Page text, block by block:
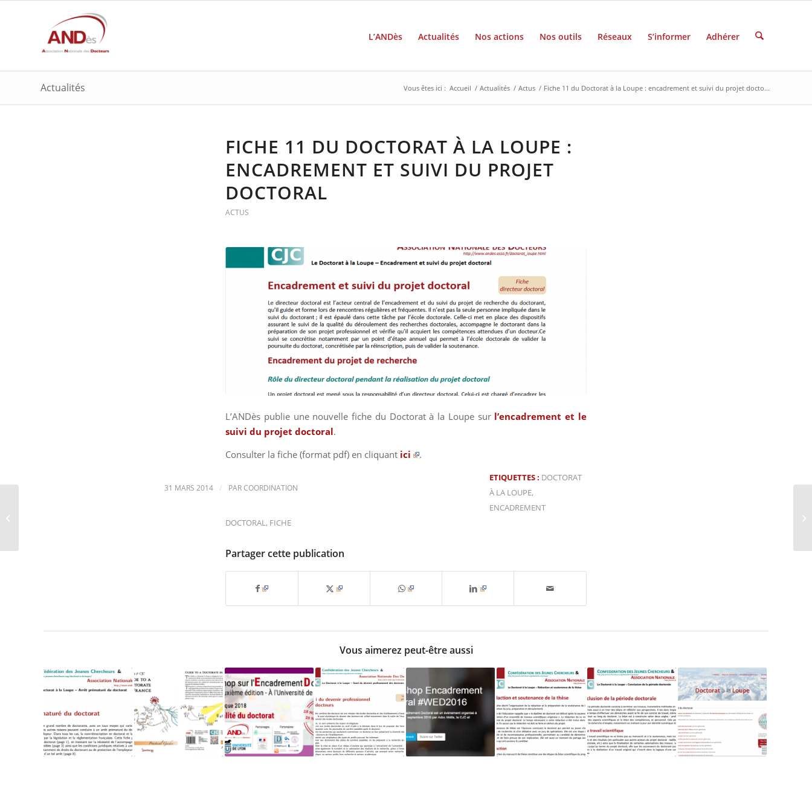
L’ANDès Actualités Nos actions Nos outils Réseaux S’informer Adhérer
Actualités Vous êtes ici : Accueil / Actualités / Actus / Fiche 11 du Doctorat à la Loupe : encadrement et suivi du projet docto...
FICHE 11 DU DOCTORAT À LA LOUPE :
ENCADREMENT ET SUIVI DU PROJET
DOCTORAL
ACTUS
L’ANDès publie une nouvelle fiche du Doctorat à la Loupe sur l’encadrement et le
suivi du projet doctoral.
Consulter la fiche (format pdf) en cliquant ici .
31 MARS 2014 / PARCOORDINATION
ETIQUETTES : DOCTORAT
À LA LOUPE,
ENCADREMENT
DOCTORAL, FICHE
Partager cette publication
Vous aimerez peut-être aussi